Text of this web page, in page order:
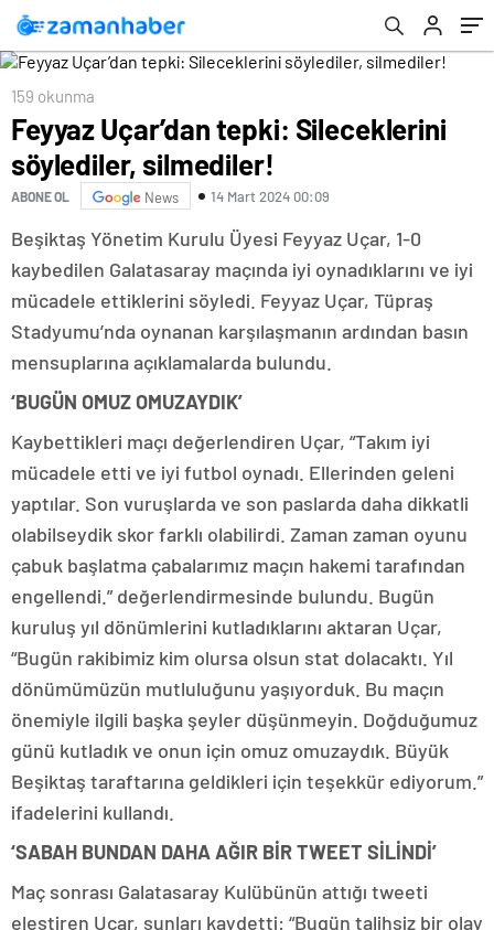
159 okunma
Feyyaz Uçar’dan tepki: Sileceklerini
söylediler, silmediler!
ABONE OL News 14 Mart 2024 00:09
Beşiktaş Yönetim Kurulu Üyesi Feyyaz Uçar, 1-0
kaybedilen Galatasaray maçında iyi oynadıklarını ve iyi
mücadele ettiklerini söyledi. Feyyaz Uçar, Tüpraş
Stadyumu’nda oynanan karşılaşmanın ardından basın
mensuplarına açıklamalarda bulundu.
‘BUGÜN OMUZ OMUZAYDIK’
Kaybettikleri maçı değerlendiren Uçar, “Takım iyi
mücadele etti ve iyi futbol oynadı. Ellerinden geleni
yaptılar. Son vuruşlarda ve son paslarda daha dikkatli
olabilseydik skor farklı olabilirdi. Zaman zaman oyunu
çabuk başlatma çabalarımız maçın hakemi tarafından
engellendi.” değerlendirmesinde bulundu. Bugün
kuruluş yıl dönümlerini kutladıklarını aktaran Uçar,
“Bugün rakibimiz kim olursa olsun stat dolacaktı. Yıl
dönümümüzün mutluluğunu yaşıyorduk. Bu maçın
önemiyle ilgili başka şeyler düşünmeyin. Doğduğumuz
günü kutladık ve onun için omuz omuzaydık. Büyük
Beşiktaş taraftarına geldikleri için teşekkür ediyorum.”
ifadelerini kullandı.
‘SABAH BUNDAN DAHA AĞIR BİR TWEET SİLİNDİ’
Maç sonrası Galatasaray Kulübünün attığı tweeti
eleştiren Uçar, şunları kaydetti: “Bugün talihsiz bir olay